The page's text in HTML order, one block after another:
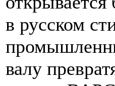
в русском
валу